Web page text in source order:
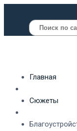
Поиск
Главная
Сюжеты